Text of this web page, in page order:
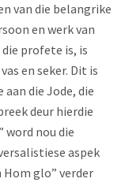
van die belangrike
en werk van
die profete is, is
en seker. Dit is
die Jode, die
deur hierdie
nou die
aspek
Hom glo” verder